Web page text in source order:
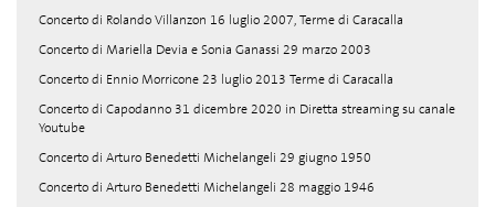
Concerto di Rolando Villanzon 16 luglio 2007, Terme di Caracalla
Concerto di Mariella Devia e Sonia Ganassi 29 marzo 2003
Concerto di Ennio Morricone 23 luglio 2013 Terme di Caracalla
Concerto di Capodanno 31 dicembre 2020 in Diretta streaming su canale
Youtube
Concerto di Arturo Benedetti Michelangeli 29 giugno 1950
Concerto di Arturo Benedetti Michelangeli 28 maggio 1946